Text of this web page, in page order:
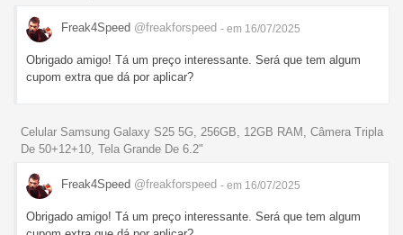
Freak4Speed @freakforspeed - em 16/07/2025
Obrigado amigo! Tá um preço interessante. Será que tem algum
cupom extra que dá por aplicar?
Celular Samsung Galaxy S25 5G, 256GB, 12GB RAM, Câmera Tripla
De 50+12+10, Tela Grande De 6.2"
Freak4Speed @freakforspeed - em 16/07/2025
Obrigado amigo! Tá um preço interessante. Será que tem algum